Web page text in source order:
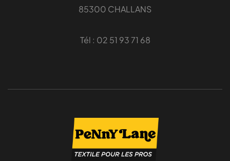
85300 CHALLANS
Tél : 02 51 93 71 68